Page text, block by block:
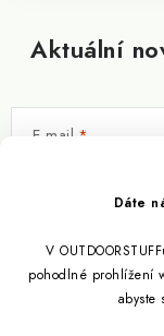
Dáte
V
pohodlné prohlížení
abyste
Aktuální
E-mail
Vložením e-mailu
Informace
Outdoor blog